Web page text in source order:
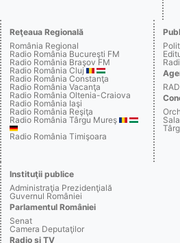
Reţeaua Regională
România Regional
Radio România Bucureşti FM
Radio România Braşov FM
Radio România Cluj
Radio România Constanţa
Radio România Vacanţa
Radio România Oltenia-Craiova
Radio România Iaşi
Radio România Reşiţa
Radio România Târgu Mureş
Radio România Timişoara
Instituţii publice
Administraţia Prezidenţială
Guvernul României
Parlamentul României
Senat
Camera Deputaţilor
Radio şi TV